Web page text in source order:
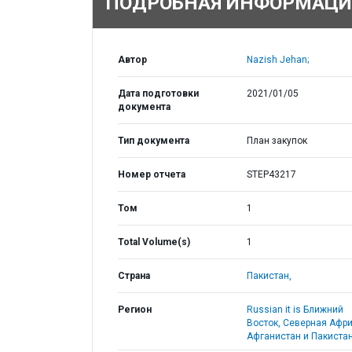
Автор Nazish Jehan;
Дата подготовки
документа
2021/01/05
Тип документа План закупок
Номер отчета STEP43217
Том 1
Total Volume(s) 1
Страна Пакистан,
Регион
Russian it is Ближний
Восток, Северная
Афганистан и